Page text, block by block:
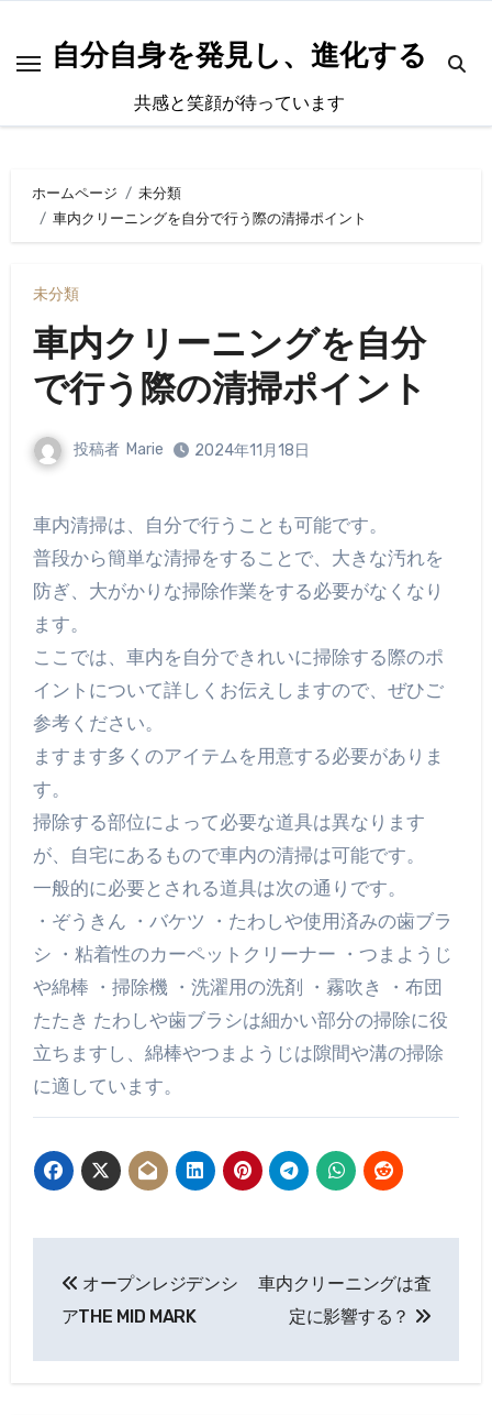
自分自身を発見し、進化する
共感と笑顔が待っています
ホームページ
未分類
車内クリーニングを自分で行う際の清掃ポイント
未分類
車内クリーニングを自分
で行う際の清掃ポイント
投稿者 Marie 2024年11月18日
車内清掃は、自分で行うことも可能です。
普段から簡単な清掃をすることで、大きな汚れを
防ぎ、大がかりな掃除作業をする必要がなくなり
ます。
ここでは、車内を自分できれいに掃除する際のポ
イントについて詳しくお伝えしますので、ぜひご
参考ください。
ますます多くのアイテムを用意する必要がありま
す。
掃除する部位によって必要な道具は異なります
が、自宅にあるもので車内の清掃は可能です。
一般的に必要とされる道具は次の通りです。
・ぞうきん ・バケツ ・たわしや使用済みの歯ブラ
シ ・粘着性のカーペットクリーナー ・つまようじ
や綿棒 ・掃除機 ・洗濯用の洗剤 ・霧吹き ・布団
たたき たわしや歯ブラシは細かい部分の掃除に役
立ちますし、綿棒やつまようじは隙間や溝の掃除
に適しています。
稿
オープンレジデンシ
アTHE MID MARK
車内クリーニングは査
定に影響する？